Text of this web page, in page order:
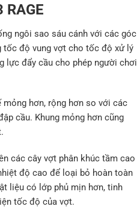
ngôi sao sáu cánh với các góc
tốc độ vung vợt cho tốc độ xử lý
lực đẩy cầu cho phép người chơi
mỏng hơn, rộng hơn so với các
cầu. Khung mỏng hơn cũng
các cây vợt phân khúc tầm cao
độ cao để loại bỏ hoàn toàn
liệu có lớp phủ mịn hơn, tinh
tốc độ của vợt.